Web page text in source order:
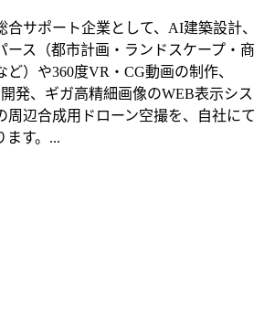
合サポート企業として、AI建築設計、
ース（都市計画・ランドスケープ・商
）や360度VR・CG動画の制作、
発、ギガ高精細画像のWEB表示シス
周辺合成用ドローン空撮を、自社にて
ます。...